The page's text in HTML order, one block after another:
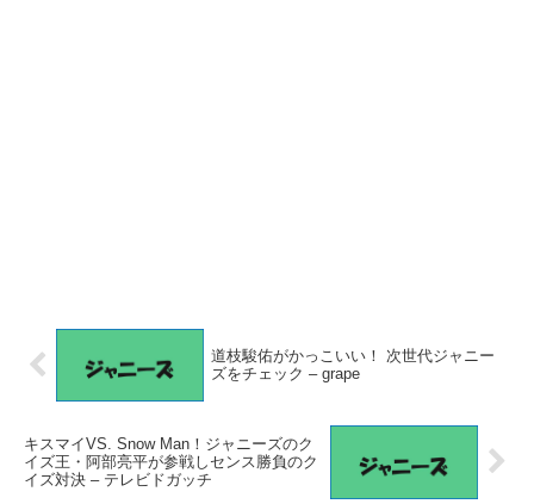
道枝駿佑がかっこいい！ 次世代ジャニー
ズをチェック – grape
キスマイVS. Snow Man！ジャニーズのク
イズ王・阿部亮平が参戦しセンス勝負のク
イズ対決 – テレビドガッチ